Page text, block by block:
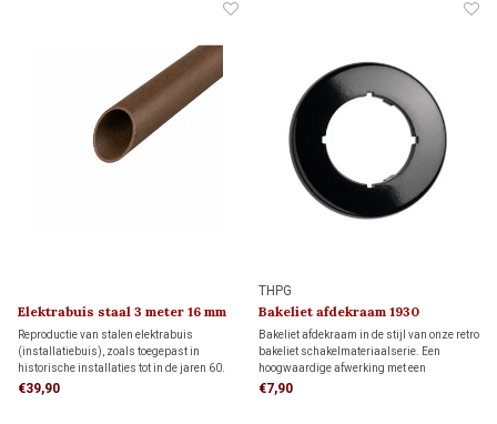
Elektrabuis staal 3 meter 16 mm
Reproductie van stalen elektrabuis
(installatiebuis), zoals toegepast in
historische installaties tot in de jaren 60.
De metalen buis heeft een druksterkte van
€39,90
THPG
Bakeliet afdekraam 1930
Bakeliet afdekraam in de stijl van onze retro
bakeliet schakelmateriaalserie. Een
hoogwaardige afwerking met een
authentieke uitstraling.
€7,90